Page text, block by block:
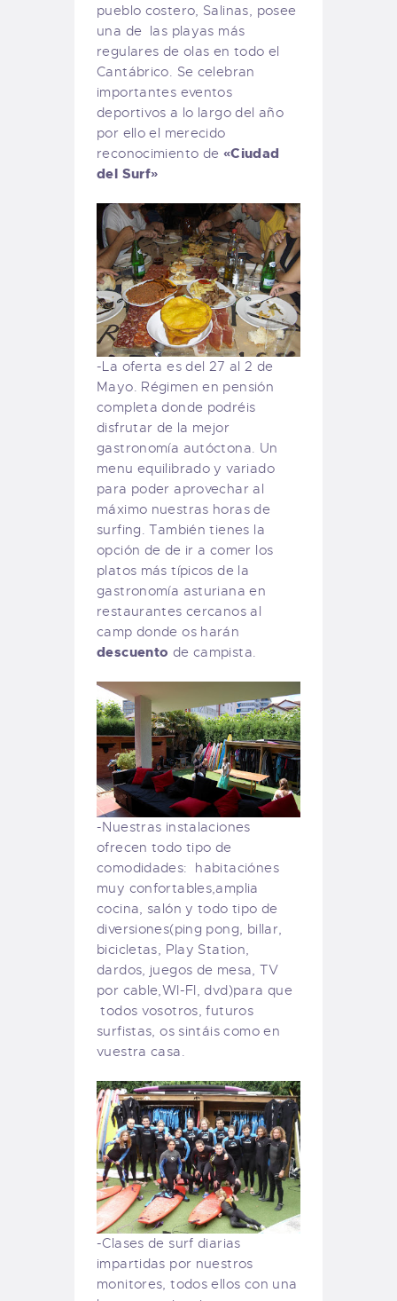
pueblo costero, Salinas, posee
una de las playas más
regulares de olas en todo el
Cantábrico. Se celebran
importantes eventos
deportivos a lo largo del año
por ello el merecido
reconocimiento de «Ciudad
del Surf»
-La oferta es del 27 al 2 de
Mayo. Régimen en pensión
completa donde podréis
disfrutar de la mejor
gastronomía autóctona. Un
menu equilibrado y variado
para poder aprovechar al
máximo nuestras horas de
surfing. También tienes la
opción de de ir a comer los
platos más típicos de la
gastronomía asturiana en
restaurantes cercanos al
camp donde os harán
descuento de campista.
-Nuestras instalaciones
ofrecen todo tipo de
comodidades: habitaciónes
muy confortables,amplia
cocina, salón y todo tipo de
diversiones(ping pong, billar,
bicicletas, Play Station,
dardos, juegos de mesa, TV
por cable,WI-FI, dvd)para que
todos vosotros, futuros
surfistas, os sintáis como en
vuestra casa.
-Clases de surf diarias
impartidas por nuestros
monitores, todos ellos con una